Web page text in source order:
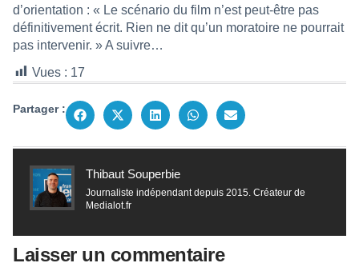
d’orientation : « Le scénario du film n’est peut-être pas
définitivement écrit. Rien ne dit qu’un moratoire ne pourrait
pas intervenir. » A suivre…
Vues : 17
Partager :
Thibaut Souperbie
Journaliste indépendant depuis 2015. Créateur de
Medialot.fr
Laisser un commentaire